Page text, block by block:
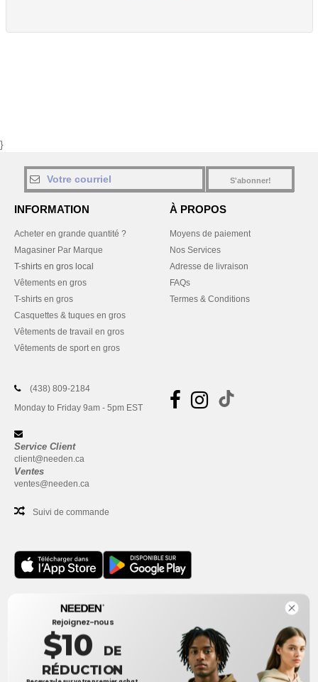
}
S'abonner!
INFORMATION
Acheter en grande quantité ?
Magasiner Par Marque
T-shirts en gros local
Vêtements en gros
T-shirts en gros
Casquettes & tuques en gros
Vêtements de travail en gros
Vêtements de sport en gros
À PROPOS
Moyens de paiement
Nos Services
Adresse de livraison
FAQs
Termes & Conditions
(438) 809-2184
Monday to Friday 9am - 5pm EST
Service Client
client@needen.ca
Ventes
ventes@needen.ca
Suivi de commande
Bureau
One Dundas Street West Suite 2500
Toronto, Ontario, M5G 1Z3
Ceci n'est PAS l'adresse de retour. Pour les retours, voir ici
Rejoignez-nous
$10 DE
RÉDUCTION